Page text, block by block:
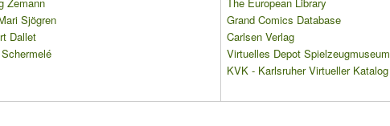
Sjögren
Dallet
Grand Comics Database
Carlsen Verlag
Virtuelles Depot Spielzeugmuseum
KVK - Karlsruher Virtueller Katalog